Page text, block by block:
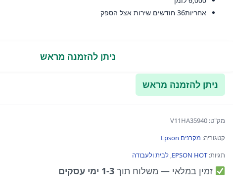
אחריות36 חודשים שירות אצל הספק
ניתן להזמנה מראש
ניתן להזמנה מראש
מק"ט: V11HA35940
קטגוריה: מקרנים Epson
תגיות: EPSON HOT
, לבית ולעבודה
זמין במלאי — משלוח תוך1-3 ימי עסקים